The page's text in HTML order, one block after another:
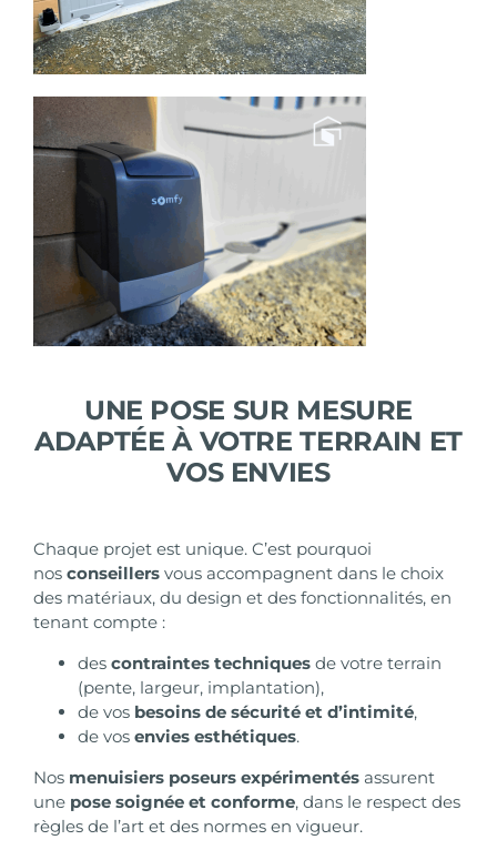
UNE POSE SUR MESURE
ADAPTÉE À VOTRE TERRAIN ET
VOS ENVIES
Chaque projet est unique. C’est pourquoi
nos conseillersvous accompagnent dans le choix
des matériaux, du design et des fonctionnalités, en
tenant compte :
des contraintes techniquesde votre terrain
(pente, largeur, implantation),
de vos besoins de sécurité et d’intimité,
de vos envies esthétiques.
Nos menuisiers poseurs expérimentésassurent
une pose soignée et conforme, dans le respect des
règles de l’art et des normes en vigueur.